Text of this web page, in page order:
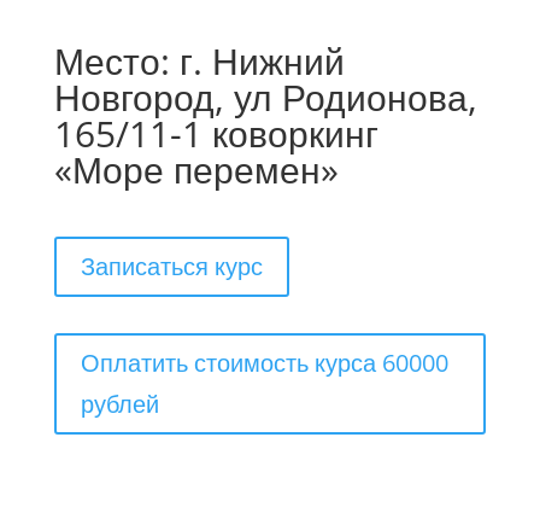
Место: г. Нижний
Новгород, ул Родионова,
165/11-1 коворкинг
«Море перемен»
Записаться курс
Оплатить стоимость курса 60000
рублей